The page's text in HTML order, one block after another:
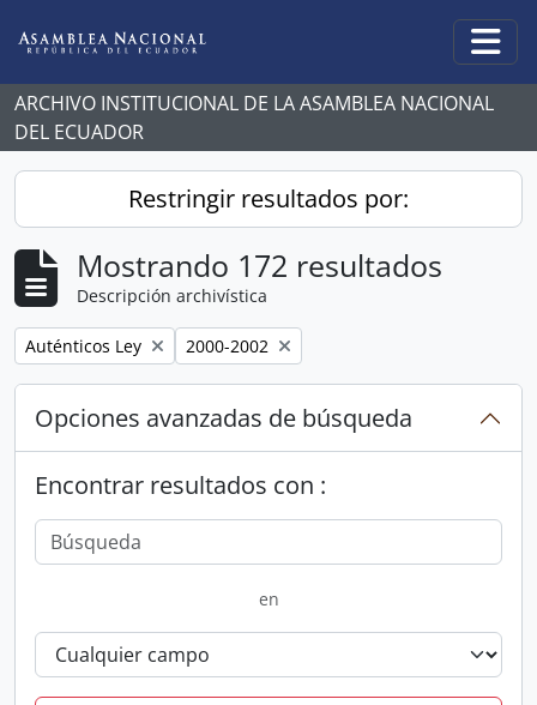
ARCHIVO INSTITUCIONAL DE LA ASAMBLEA NACIONAL
DEL ECUADOR
Restringir resultados por:
Mostrando 172 resultados
Descripción archivística
Remove filter:
Auténticos Ley Remove filter:
2000-2002
Opciones avanzadas de búsqueda
Encontrar resultados con :
en